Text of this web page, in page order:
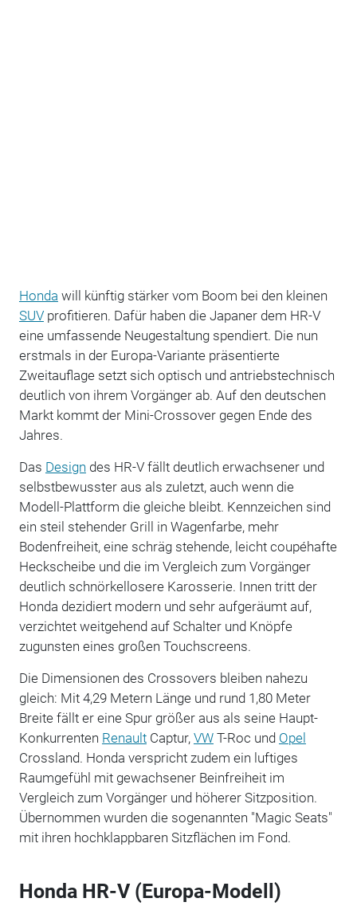
Honda will künftig stärker vom Boom bei den kleinen
SUVprofitieren. Dafür haben die Japaner dem HR-V
eine umfassende Neugestaltung spendiert. Die nun
erstmals in der Europa-Variante präsentierte
Zweitauflage setzt sich optisch und antriebstechnisch
deutlich von ihrem Vorgänger ab. Auf den deutschen
Markt kommt der Mini-Crossover gegen Ende des
Jahres.
Das Design des HR-V fällt deutlich erwachsener und
selbstbewusster aus als zuletzt, auch wenn die
Modell-Plattform die gleiche bleibt. Kennzeichen sind
ein steil stehender Grill in Wagenfarbe, mehr
Bodenfreiheit, eine schräg stehende, leicht coupéhafte
Heckscheibe und die im Vergleich zum Vorgänger
deutlich schnörkellosere Karosserie. Innen tritt der
Honda dezidiert modern und sehr aufgeräumt auf,
verzichtet weitgehend auf Schalter und Knöpfe
zugunsten eines großen Touchscreens.
Die Dimensionen des Crossovers bleiben nahezu
gleich: Mit 4,29 Metern Länge und rund 1,80 Meter
Breite fällt er eine Spur größer aus als seine Haupt-
Konkurrenten RenaultCaptur, VWT-Roc und Opel
Crossland. Honda verspricht zudem ein luftiges
Raumgefühl mit gewachsener Beinfreiheit im
Vergleich zum Vorgänger und höherer Sitzposition.
Übernommen wurden die sogenannten "Magic Seats"
mit ihren hochklappbaren Sitzflächen im Fond.
Honda HR-V (Europa-Modell)